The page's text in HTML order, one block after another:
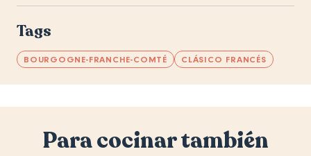
Tags
BOURGOGNE-FRANCHE-COMTÉ CLÁSICO FRANCÉS
Para cocinar también